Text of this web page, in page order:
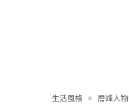
生活風格 層峰⼈物